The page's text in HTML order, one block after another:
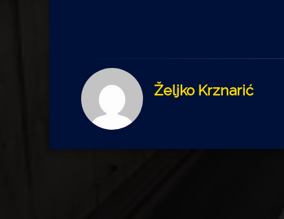
Željko Krznarić